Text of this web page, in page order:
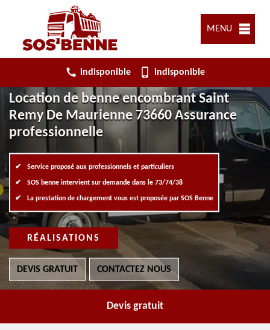
MENU
indisponible indisponible
Location de benne encombrant Saint
Remy De Maurienne 73660 Assurance
professionnelle
Service proposé aux professionnels et particuliers
SOS benne intervient sur demande dans le 73/74/38
La prestation de chargement vous est proposée par SOS Benne
RÉALISATIONS
DEVIS GRATUIT CONTACTEZ NOUS
Devis gratuit